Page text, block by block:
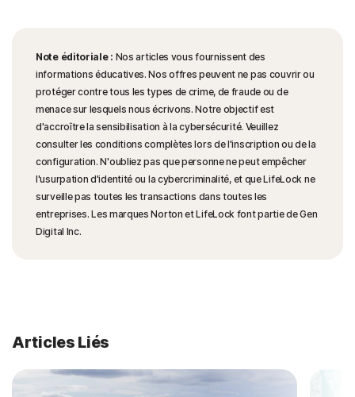
Note éditoriale : Nos articles vous fournissent des
informations éducatives. Nos offres peuvent ne pas couvrir ou
protéger contre tous les types de crime, de fraude ou de
menace sur lesquels nous écrivons. Notre objectif est
d'accroître la sensibilisation à la cybersécurité. Veuillez
consulter les conditions complètes lors de l'inscription ou de la
configuration. N'oubliez pas que personne ne peut empêcher
l'usurpation d'identité ou la cybercriminalité, et que LifeLock ne
surveille pas toutes les transactions dans toutes les
entreprises. Les marques Norton et LifeLock font partie de Gen
Digital Inc.
Articles Liés